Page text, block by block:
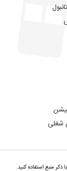
شغلی
منبع استفاده کنید.